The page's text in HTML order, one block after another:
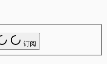
订阅